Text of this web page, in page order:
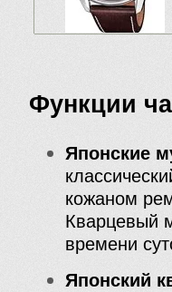
Функции
Японские
кожаном
Кварцевый
времени
Японский